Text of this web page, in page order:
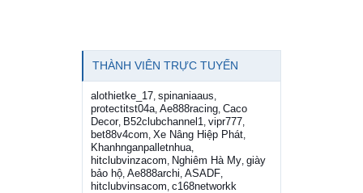
THÀNH VIÊN TRỰC TUYẾN
alothietke_17 spinaniaaus
protectitst04a Ae888racing Caco
Decor, B52clubchannel1 vipr777
bet88v4com Xe Nâng Hiệp Phát
Khanhnganpalletnhua
hitclubvinzacom Nghiêm Hà My giày
bảo hộ Ae888archi ASADF
hitclubvinsacom c168networkk